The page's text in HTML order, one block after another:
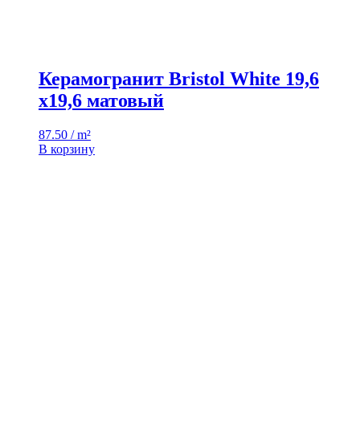
Керамогранит Bristol White 19,6
x19,6 матовый
87.50 / m²
В корзину